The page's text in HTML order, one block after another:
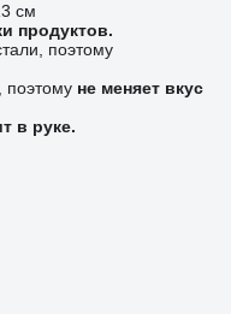
см
продуктов.
поэтому
поэтому не меняет вкус
в руке.